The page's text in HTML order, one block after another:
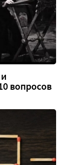
вопросов